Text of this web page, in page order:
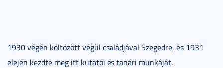
1930 végén költözött végül családjával Szegedre, és 1931
elején kezdte meg itt kutatói és tanári munkáját.